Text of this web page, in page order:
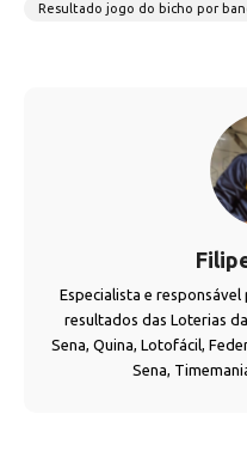
Resultado jogo do bicho por
Especialista e
resultados das Loterias
Sena, Quina, Lotofácil,
Sena,